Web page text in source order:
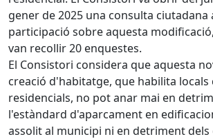
gener de 2025 una consulta
participació sobre aquesta
van recollir 20 enquestes.
El Consistori considera que aquesta
creació d'habitatge, que habilita locals
residencials, no pot anar mai en
l'estàndard d'aparcament en
assolit al municipi ni en detriment dels